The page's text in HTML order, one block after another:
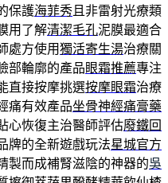
保護海菲秀 且非雷射光療類
用了解清潔毛孔泥膜最適合
處方使用獨活寄生湯治療關
部輪廓的產品眼霜推薦專注
直接按摩挑選按摩眼霜治療
痛有效產品坐骨神經痛膏藥
心恢復主治醫師評估廢鐵回
牌的全新遊戲玩法星城官方
製而成補腎滋陰的神器的吳